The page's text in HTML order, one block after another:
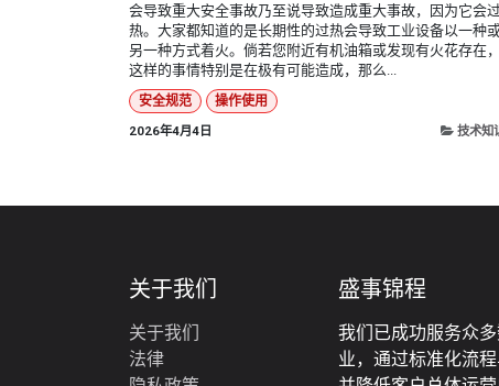
会导致重大安全事故乃至说导致造成重大事故，因为它会
热。大家都知道的是长期性的过热会导致工业设备以一种
另一种方式着火。倘若您附近有机油箱或发现有火花存在，
这样的事情特别是在极有可能造成，那么...
安全规范
操作使用
2026年4月4日
技术知
关于我们
关于我们
法律
盛事锦程
我们已成功服务众
业，通过标准化流